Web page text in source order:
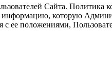
Сайта. Политика
которую
ее положениями,